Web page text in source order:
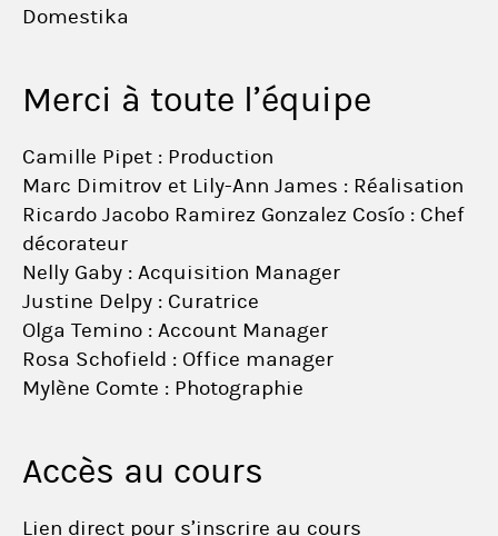
Domestika
Merci à toute l’équipe
Camille Pipet : Production
Marc Dimitrov et Lily-Ann James : Réalisation
Ricardo Jacobo Ramirez Gonzalez Cosío : Chef
décorateur
Nelly Gaby : Acquisition Manager
Justine Delpy : Curatrice
Olga Temino : Account Manager
Rosa Schofield : Office manager
Mylène Comte : Photographie
Accès au cours
Lien direct pour s’inscrire au cours